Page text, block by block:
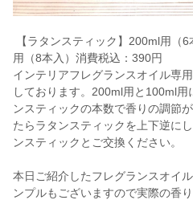
【ラタンスティック】200ml用（
用（8本入）消費税込：390円
インテリアフレグランスオイル専
しております。200ml用と100ml
ンスティックの本数で香りの調節
たらラタンスティックを上下逆に
ンスティックとご交換ください。
本日ご紹介したフレグランスオイ
ンプルもございますので実際の香